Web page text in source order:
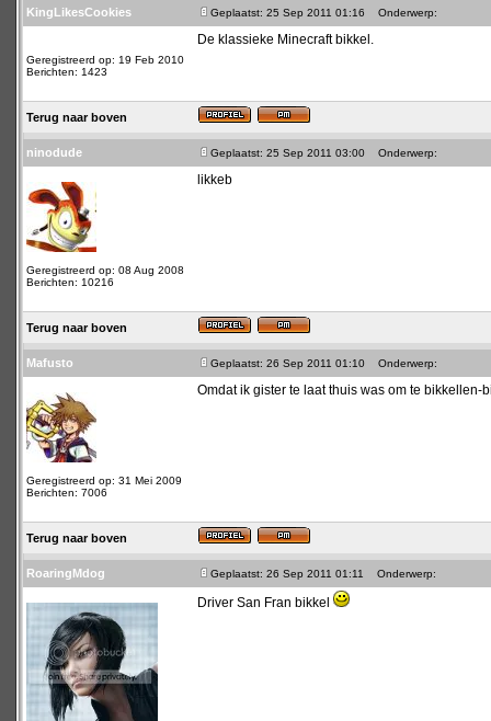
KingLikesCookies Geplaatst: 25 Sep 2011 01:16 Onderwerp:
Geregistreerd op: 19 Feb 2010
Berichten: 1423
De klassieke Minecraft bikkel.
Terug naar boven
ninodude Geplaatst: 25 Sep 2011 03:00 Onderwerp:
Geregistreerd op: 08 Aug 2008
Berichten: 10216
likkeb
Terug naar boven
Mafusto Geplaatst: 26 Sep 2011 01:10 Onderwerp:
Geregistreerd op: 31 Mei 2009
Berichten: 7006
Omdat ik gister te laat thuis was om te bikkellen-
Terug naar boven
RoaringMdog Geplaatst: 26 Sep 2011 01:11 Onderwerp:
Driver San Fran bikkel